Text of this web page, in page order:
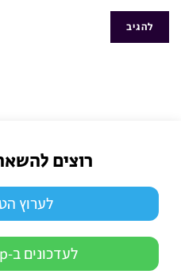
רוצים
לערוץ
לעדכונים ב-Whatsapp